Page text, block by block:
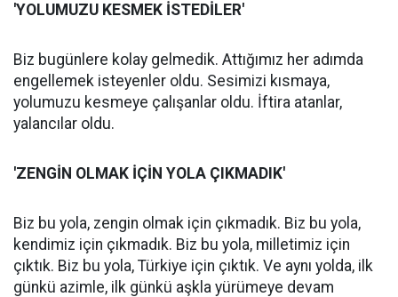
'YOLUMUZU KESMEK İSTEDİLER'
Biz bugünlere kolay gelmedik. Attığımız her adımda
engellemek isteyenler oldu. Sesimizi kısmaya,
yolumuzu kesmeye çalışanlar oldu. İftira atanlar,
yalancılar oldu.
'ZENGİN OLMAK İÇİN YOLA ÇIKMADIK'
Biz bu yola, zengin olmak için çıkmadık. Biz bu yola,
kendimiz için çıkmadık. Biz bu yola, milletimiz için
çıktık. Biz bu yola, Türkiye için çıktık. Ve aynı yolda, ilk
günkü azimle, ilk günkü aşkla yürümeye devam